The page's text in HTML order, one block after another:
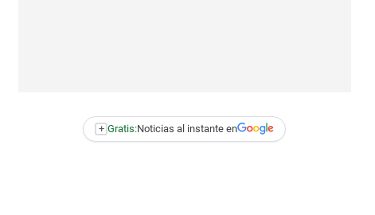
+ Gratis:Noticias al instante en